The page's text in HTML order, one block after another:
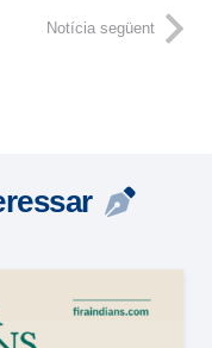
Notícia següent